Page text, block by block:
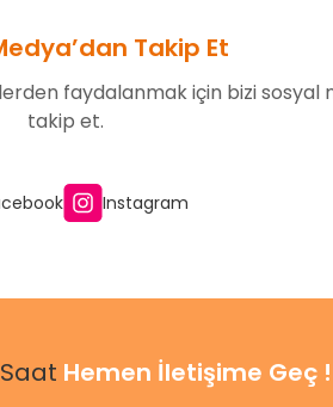
Gönder
Takip Et
faydalanmak için bizi sosyal
takip et.
Instagram
Hemen İletişime Geç !